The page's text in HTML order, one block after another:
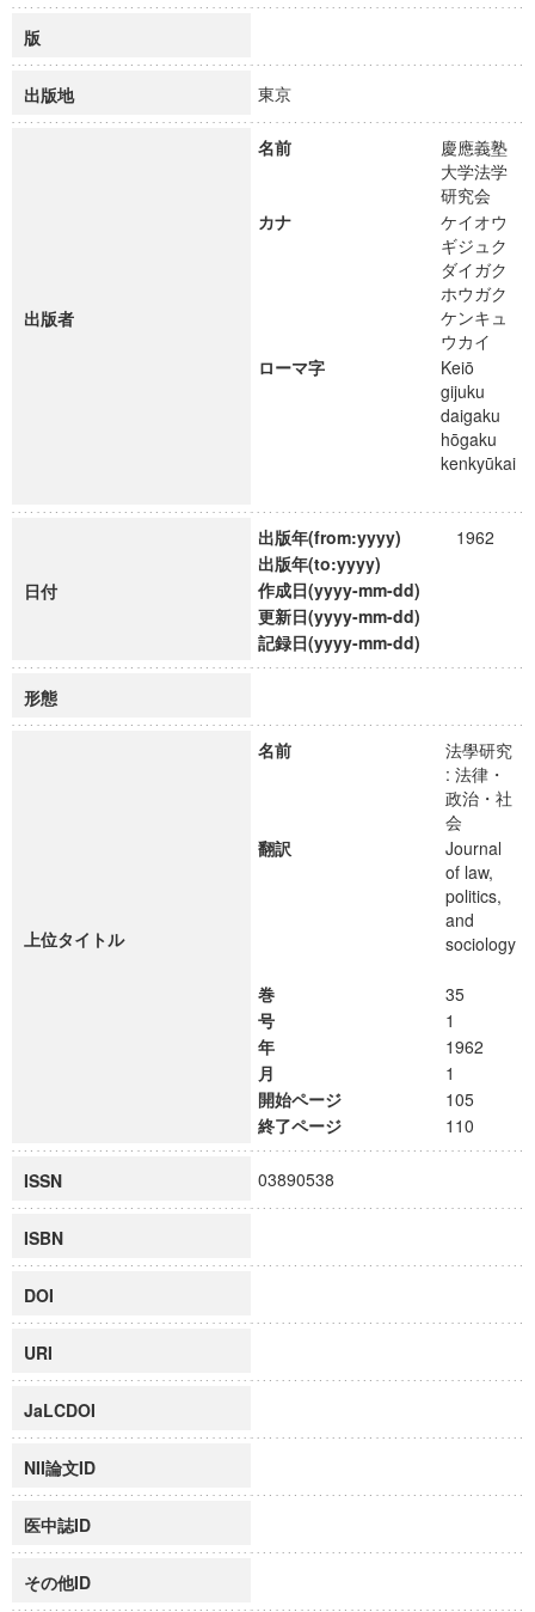
版
出版地 東京
出版者
名前
慶應義塾
大学法学
研究会
カナ
ケイオウ
ギジュク
ダイガク
ホウガク
ケンキュ
ウカイ
ローマ字
Keiō
gijuku
daigaku
hōgaku
kenkyūkai
日付
出版年(from:yyyy)
1962
出版年(to:yyyy)
作成日(yyyy-mm-dd)
更新日(yyyy-mm-dd)
記録日(yyyy-mm-dd)
形態
上位タイトル
名前
法學研究
: 法律・
政治・社
会
翻訳
Journal
of law,
politics,
and
sociology
巻
35
号
1
年
1962
月
1
開始ページ
105
終了ページ
110
ISSN 03890538
ISBN
DOI
URI
JaLCDOI
NII論文ID
医中誌ID
その他ID